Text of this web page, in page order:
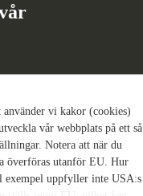
vi kakor (cookies)
vår webbplats på ett så
Notera att när du
överföras utanför EU. Hur
exempel uppfyller inte USA:s